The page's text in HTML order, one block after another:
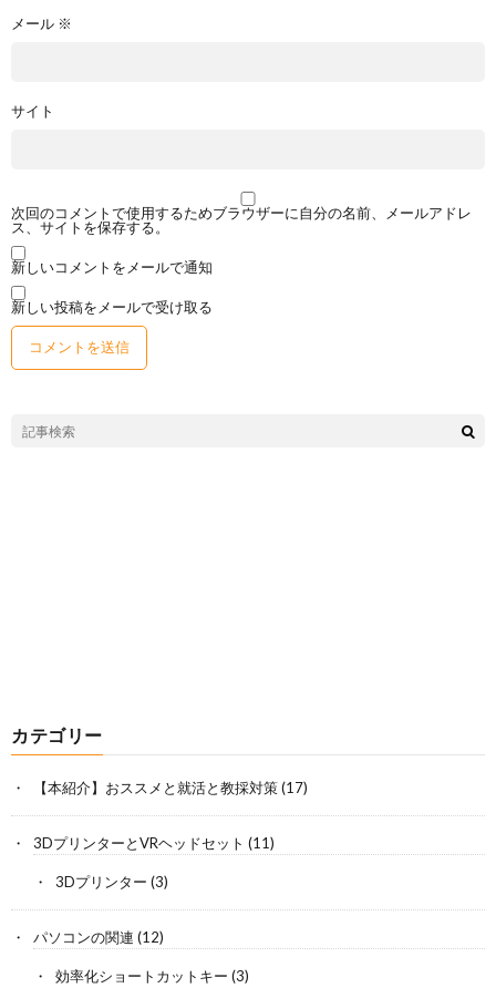
メール ※
サイト
次回のコメントで使用するためブラウザーに自分の名前、メールアドレ
ス、サイトを保存する。
新しいコメントをメールで通知
新しい投稿をメールで受け取る
カテゴリー
【本紹介】おススメと就活と教採対策(17)
3DプリンターとVRヘッドセット (11)
3Dプリンター (3)
パソコンの関連 (12)
効率化ショートカットキー (3)